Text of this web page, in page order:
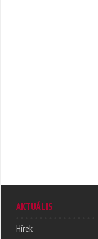
AKTUÁLIS
Hírek